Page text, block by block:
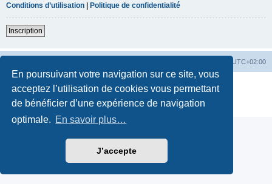
En poursuivant votre navigation sur ce site, vous
acceptez l’utilisation de cookies vous permettant
de bénéficier d’une expérience de navigation
optimale. En savoir plus…
J’accepte
Conditions d’utilisation | Politique de confidentialité
Inscription
UTC+02:00
Traduction française officielle© Qiaeru
Confidentialité|Conditions